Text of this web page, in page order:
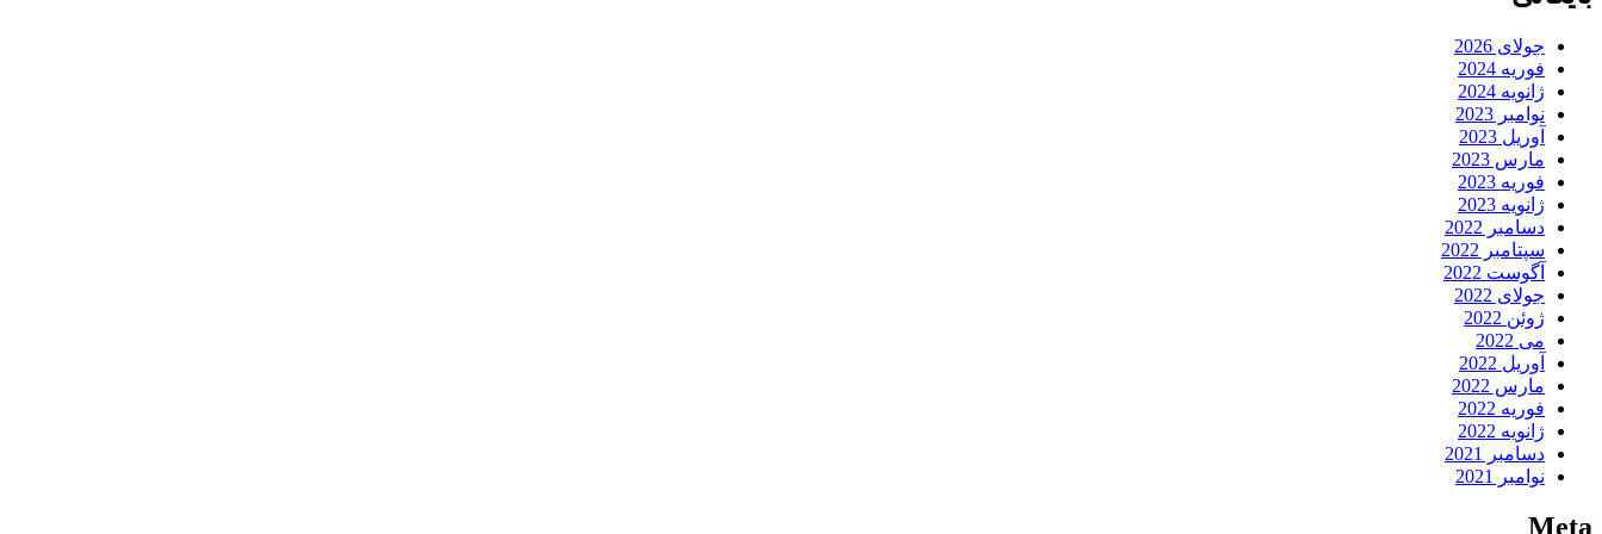
جولای 2026
فوریه 2024
ژانویه 2024
نوامبر 2023
آوریل 2023
مارس 2023
فوریه 2023
ژانویه 2023
دسامبر 2022
سپتامبر 2022
آگوست 2022
جولای 2022
ژوئن 2022
می 2022
آوریل 2022
مارس 2022
فوریه 2022
ژانویه 2022
دسامبر 2021
نوامبر 2021
Meta